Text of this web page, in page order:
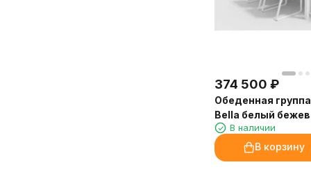
374 500 ₽
Обеденная
Bella белый
стульями Voglie
В наличии
В корзину